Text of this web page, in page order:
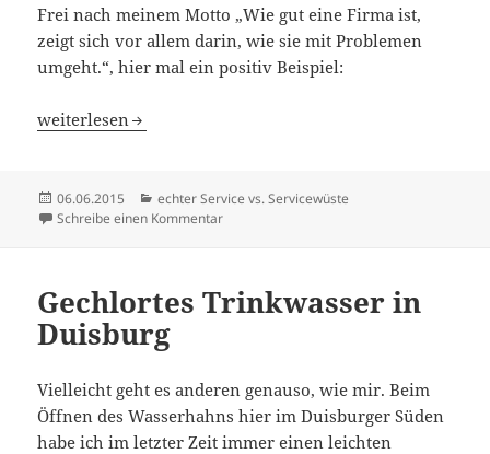
Frei nach meinem Motto „Wie gut eine Firma ist,
zeigt sich vor allem darin, wie sie mit Problemen
umgeht.“, hier mal ein positiv Beispiel:
Modell Land
weiterlesen
Veröffentlicht
am
06.06.2015 Kategorien
echter Service vs. Servicewüste
Schreibe einen Kommentarzu Modell Land
Gechlortes Trinkwasser in
Duisburg
Vielleicht geht es anderen genauso, wie mir. Beim
Öffnen des Wasserhahns hier im Duisburger Süden
habe ich im letzter Zeit immer einen leichten